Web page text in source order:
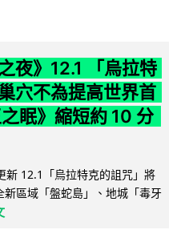
夜》12.1 「烏拉特
穴不為提高世界首
眠》縮短約 10 分
新 12.1「烏拉特克的詛咒」將
區域「盤蛇島」、地城「毒牙